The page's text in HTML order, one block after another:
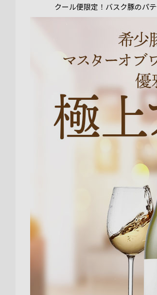
クール便限定！バスク豚のパ